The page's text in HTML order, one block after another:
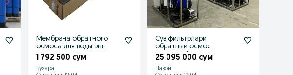
Мембрана обратного
осмоса для воды энг
арзон нархда
1 792 500 сум
Бухара
Сув фильтрлари
обратный осмос
заводской
25 095 000 сум
Навои